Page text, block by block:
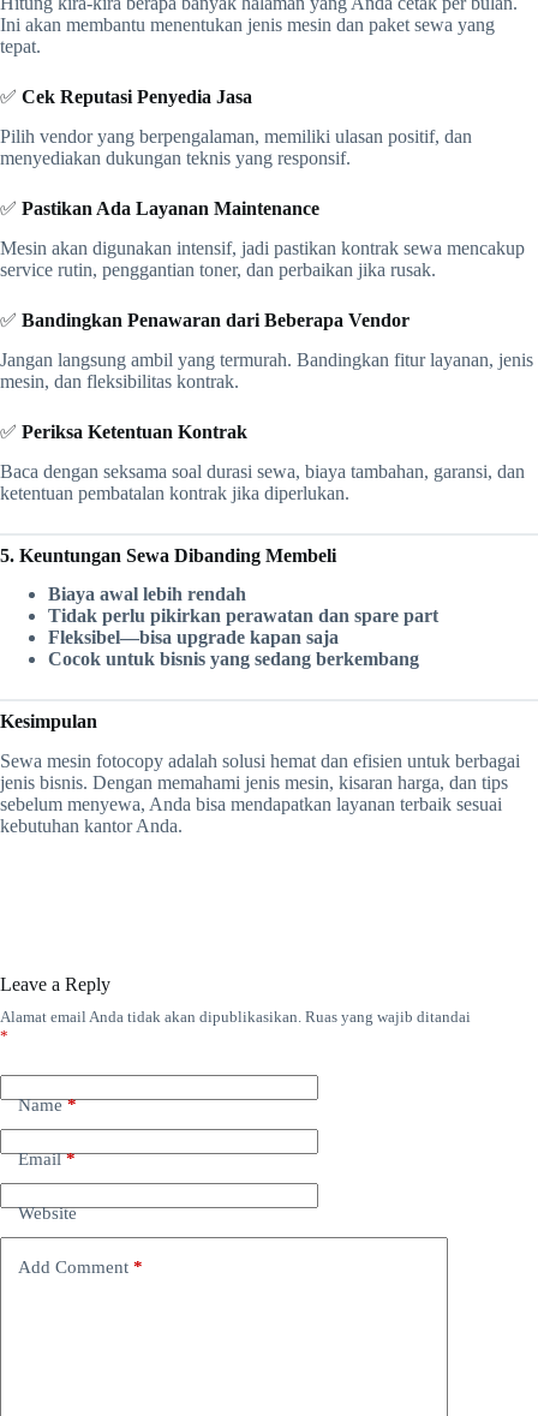
Ini akan membantu menentukan jenis mesin dan paket sewa yang
tepat.
✅ Cek Reputasi Penyedia Jasa
Pilih vendor yang berpengalaman, memiliki ulasan positif, dan
menyediakan dukungan teknis yang responsif.
✅ Pastikan Ada Layanan Maintenance
Mesin akan digunakan intensif, jadi pastikan kontrak sewa mencakup
service rutin, penggantian toner, dan perbaikan jika rusak.
✅ Bandingkan Penawaran dari Beberapa Vendor
Jangan langsung ambil yang termurah. Bandingkan fitur layanan, jenis
mesin, dan fleksibilitas kontrak.
✅ Periksa Ketentuan Kontrak
Baca dengan seksama soal durasi sewa, biaya tambahan, garansi, dan
ketentuan pembatalan kontrak jika diperlukan.
5. Keuntungan Sewa Dibanding Membeli
Biaya awal lebih rendah
Tidak perlu pikirkan perawatan dan spare part
Fleksibel—bisa upgrade kapan saja
Cocok untuk bisnis yang sedang berkembang
Kesimpulan
Sewa mesin fotocopy adalah solusi hemat dan efisien untuk berbagai
jenis bisnis. Dengan memahami jenis mesin, kisaran harga, dan tips
sebelum menyewa, Anda bisa mendapatkan layanan terbaik sesuai
kebutuhan kantor Anda.
Leave a Reply
Alamat email Anda tidak akan dipublikasikan. Ruas yang wajib ditandai
*
Name*
Email*
Website
Add Comment *